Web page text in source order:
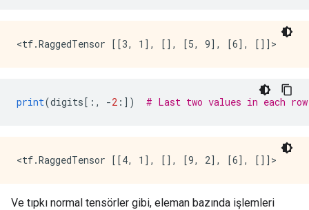
print(digits[:, -2 :]) # Last two values in each
Ve tıpkı normal tensörler gibi, eleman bazında işlemleri